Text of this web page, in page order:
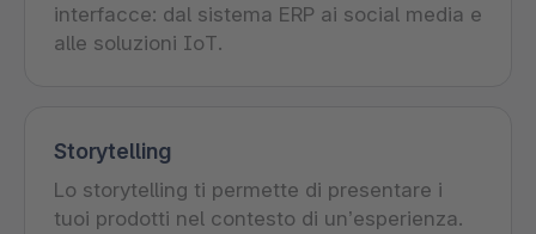
interfacce: dal sistema ERP ai social media e
alle soluzioni IoT.
Storytelling
Lo storytelling ti permette di presentare i
tuoi prodotti nel contesto di un’esperienza.